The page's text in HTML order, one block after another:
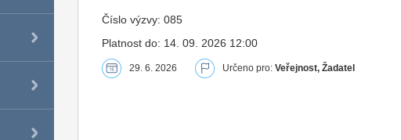
Číslo výzvy: 085
Platnost do: 14. 09. 2026 12:00
29. 6. 2026 Určeno pro:Veřejnost, Žadatel